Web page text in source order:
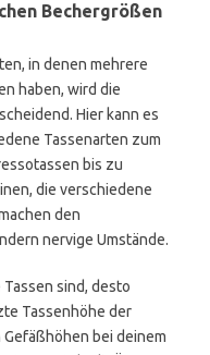
Bechergrößen
in denen mehrere
haben, wird die
Hier kann es
Tassenarten zum
bis zu
die verschiedene
den
nervige Umstände.
sind, desto
Tassenhöhe der
bei deinem